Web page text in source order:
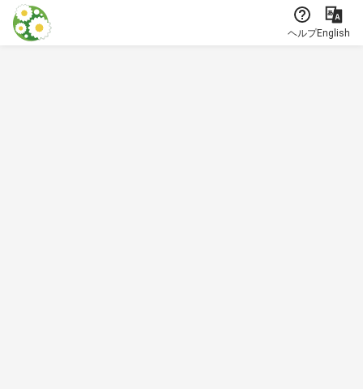
本文に飛ぶ
ヘルプEnglish